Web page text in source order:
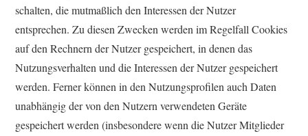
schalten, die mutmaßlich den Interessen der Nutzer
entsprechen. Zu diesen Zwecken werden im Regelfall Cookies
auf den Rechnern der Nutzer gespeichert, in denen das
Nutzungsverhalten und die Interessen der Nutzer gespeichert
werden. Ferner können in den Nutzungsprofilen auch Daten
unabhängig der von den Nutzern verwendeten Geräte
gespeichert werden (insbesondere wenn die Nutzer Mitglieder